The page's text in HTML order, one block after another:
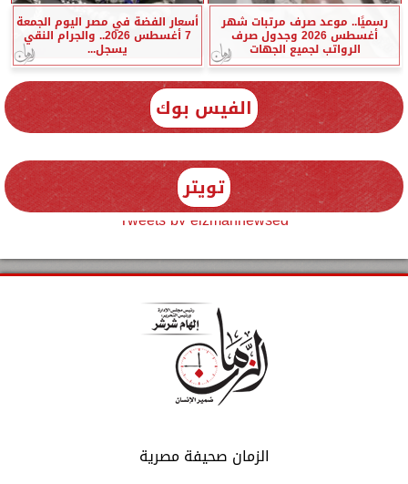
رسميًا.. موعد صرف مرتبات شهر
أغسطس 2026 وجدول صرف
الرواتب لجميع الجهات
أسعار الفضة في مصر اليوم الجمعة
7 أغسطس 2026.. والجرام النقي
يسجل...
الفيس بوك
تويتر
Tweets by elzmannewseg
الزمان صحيفة مصرية